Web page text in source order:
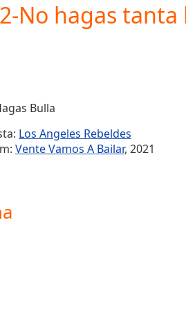
No hagas tanta
Bulla
Los Angeles Rebeldes
Vente Vamos A Bailar, 2021